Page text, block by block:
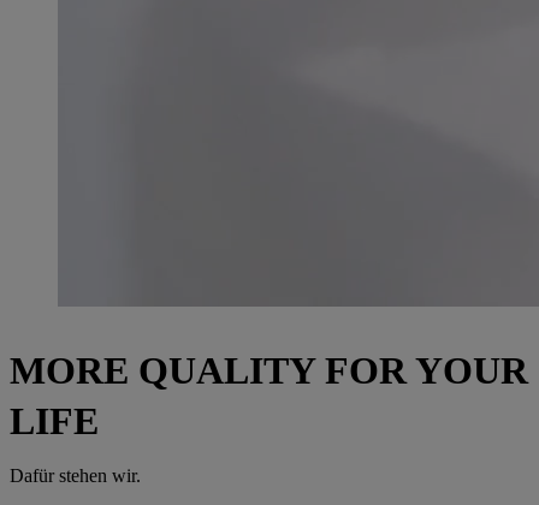
MORE QUALITY FOR YOUR
LIFE
Dafür stehen wir.